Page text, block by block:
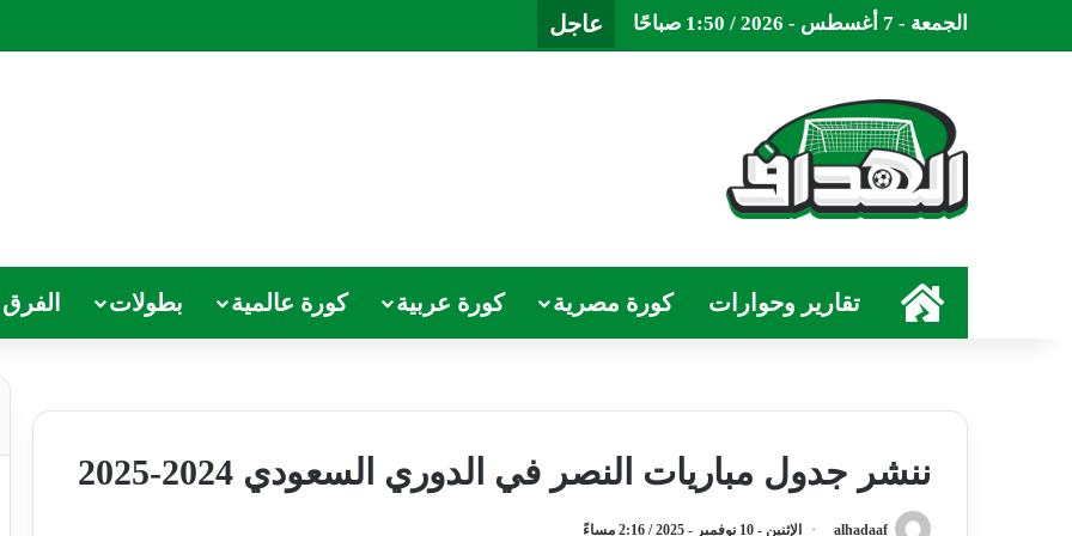
الجمعة - 7 أغسطس - 2026 / 1:50 صباحًا عاجل
الرئيسيةتقارير وحوارات كورة مصرية كورة عربية كورة عالمية بطولات الفرق
ننشر جدول مباريات النصر في الدوري السعودي 2024-2025
alhadaaf الإثنين - 10 نوفمبر - 2025 / 2:16 مساءً